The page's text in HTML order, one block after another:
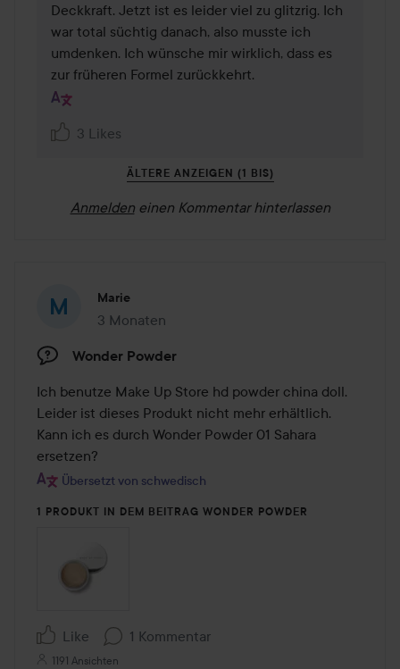
Deckkraft. Jetzt ist es leider viel zu glitzrig. Ich
war total süchtig danach, also musste ich
umdenken. Ich wünsche mir wirklich, dass es
zur früheren Formel zurückkehrt.
3 Likes
ÄLTERE ANZEIGEN (1 BIS)
Anmelden einen Kommentar hinterlassen
Marie
3 Monaten
Der Beitrag wurde 3 Monaten erstellt
Wonder Powder
Ich benutze Make Up Store hd powder china doll.
Leider ist dieses Produkt nicht mehr erhältlich.
Kann ich es durch Wonder Powder 01 Sahara
ersetzen?
Übersetzt von schwedisch
1 PRODUKT IN DEM BEITRAG WONDER POWDER
Like 1 Kommentar
1191 Ansichten